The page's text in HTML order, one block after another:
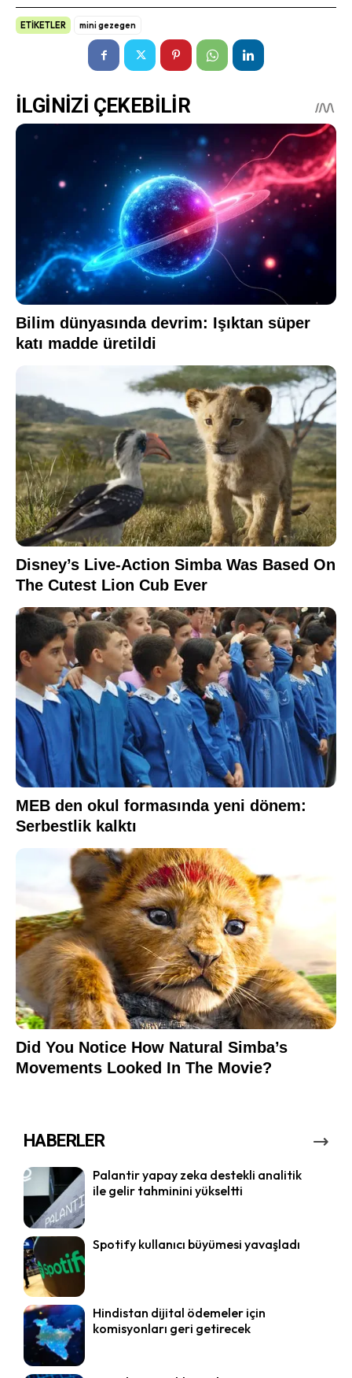
ETİKETLER mini gezegen
HABERLER
Palantir yapay zeka destekli analitik
ile gelir tahminini yükseltti
Spotify kullanıcı büyümesi yavaşladı
Hindistan dijital ödemeler için
komisyonları geri getirecek